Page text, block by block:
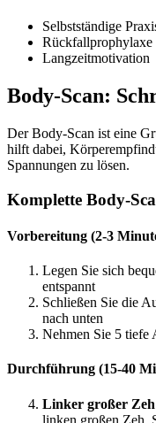
Selbstständige
Rückfallprophylaxe
Langzeitmotivation
Body-Scan:
Der Body-Scan ist eine
hilft dabei,
Spannungen zu lösen.
Komplette Body-
Vorbereitung (2-3
Legen Sie sich
entspannt
Schließen Sie die
nach unten
Nehmen Sie 5 tiefe
Durchführung (15-40
Linker großer
linken großen Zeh.